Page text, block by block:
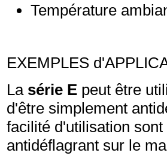
Température
EXEMPLES
La série E peut être
d'être simplement
facilité d'utilisation
antidéflagrant sur le